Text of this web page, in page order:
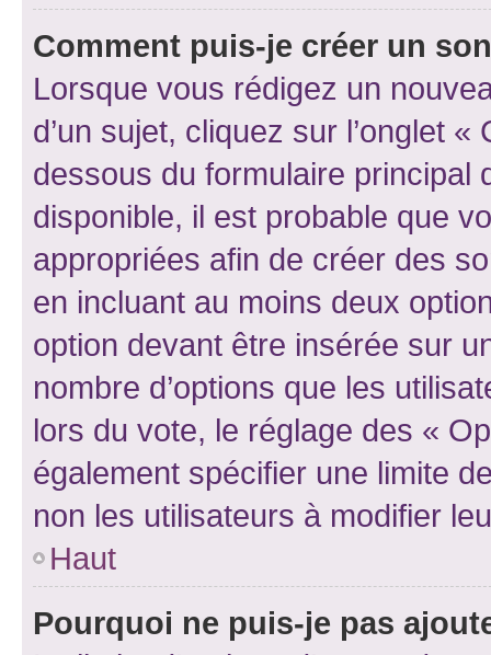
Comment puis-je créer un
Lorsque vous rédigez un
d’un sujet, cliquez sur l’onglet
dessous du formulaire principal
disponible, il est probable que
appropriées afin de créer des
en incluant au moins deux
option devant être insérée sur
nombre d’options que les
lors du vote, le réglage des «
également spécifier une limite
non les utilisateurs à modifier
Haut
Pourquoi ne puis-je pas